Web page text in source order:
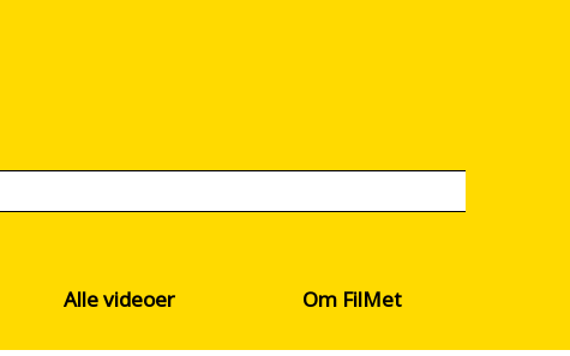
Alle videoer Om FilMet